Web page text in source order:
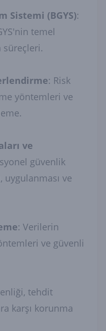
Sistemi (BGYS):
temel
süreçleri.
: Risk
yöntemleri ve
ve
güvenlik
uygulanması ve
: Verilerin
ve güvenli
tehdit
karşı korunma